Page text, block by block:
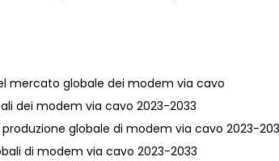
mercato globale dei modem via cavo
dei modem via cavo 2023-2033
globale di modem via cavo 2023-
di modem via cavo 2023-2033